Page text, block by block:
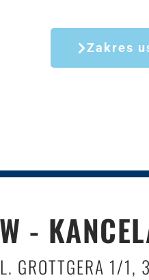
Zakres
-
GROTTGERA 1/1,